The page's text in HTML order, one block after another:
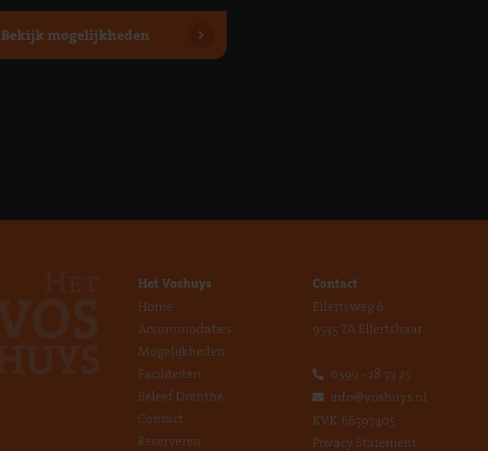
Bekijk mogelijkheden
Het Voshuys
Home
Accommodaties
Mogelijkheden
Faciliteiten
Beleef Drenthe
Contact
Reserveren
Contact
Ellertsweg 6
9535 TA Ellertshaar
0599 - 28 73 25
info@voshuys.nl
KVK: 66397405
Privacy Statement